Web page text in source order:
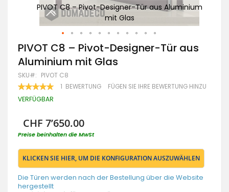
PIVOT C8 – Pivot-Designer-Tür aus Aluminium
mit Glas
Zum
Anfang
der
Bildgalerie
springen
PIVOT C8 – Pivot-Designer-Tür aus
Aluminium mit Glas
SKU PIVOT C8
BEWERTUNG:
100
1 BEWERTUNG FÜGEN SIE IHRE BEWERTUNG HINZU
VERFÜGBAR
CHF 7’650.00
Preise beinhalten die MwSt
KLICKEN SIE HIER, UM DIE KONFIGURATION AUSZUWÄHLEN
Die Türen werden nach der Bestellung über die Website
hergestellt